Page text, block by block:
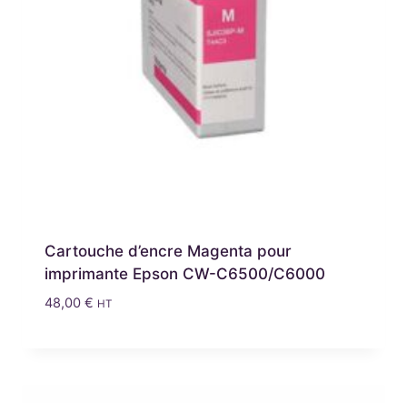
Cartouche d’encre Magenta pour
imprimante Epson CW-C6500/C6000
48,00 € HT